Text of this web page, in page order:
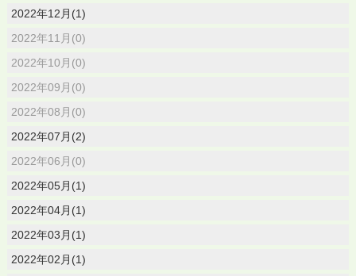
2022年12月(1)
2022年11月(0)
2022年10月(0)
2022年09月(0)
2022年08月(0)
2022年07月(2)
2022年06月(0)
2022年05月(1)
2022年04月(1)
2022年03月(1)
2022年02月(1)